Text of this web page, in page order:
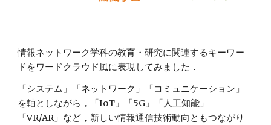
情報ネットワーク学科の教育・研究に関連するキーワー
ドをワードクラウド風に表現してみました．
「システム」「ネットワーク」「コミュニケーション」
を軸としながら，「IoT」「5G」「人工知能」
「VR/AR」など，新しい情報通信技術動向ともつながり